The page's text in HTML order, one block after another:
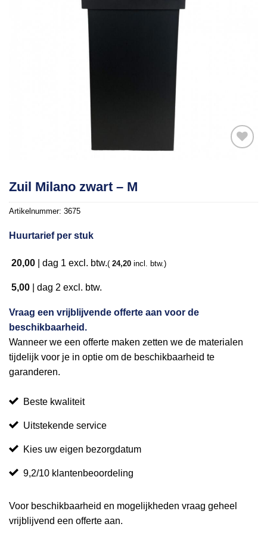
verlanglijst
Zuil Milano zwart – M
Artikelnummer: 3675
Huurtarief per stuk
20,00 dag 1 excl. btw.( 24,20 incl. btw.)
5,00 dag 2 excl. btw.
Vraag een vrijblijvende offerte aan voor de
beschikbaarheid.
Wanneer we een offerte maken zetten we de materialen
tijdelijk voor je in optie om de beschikbaarheid te
garanderen.
Beste kwaliteit
Uitstekende service
Kies uw eigen bezorgdatum
9,2/10 klantenbeoordeling
Voor beschikbaarheid en mogelijkheden vraag geheel
vrijblijvend een offerte aan.